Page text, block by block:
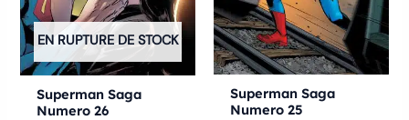
EN RUPTURE DE STOCK
Superman Saga
Numero 26
Superman Saga
Numero 25